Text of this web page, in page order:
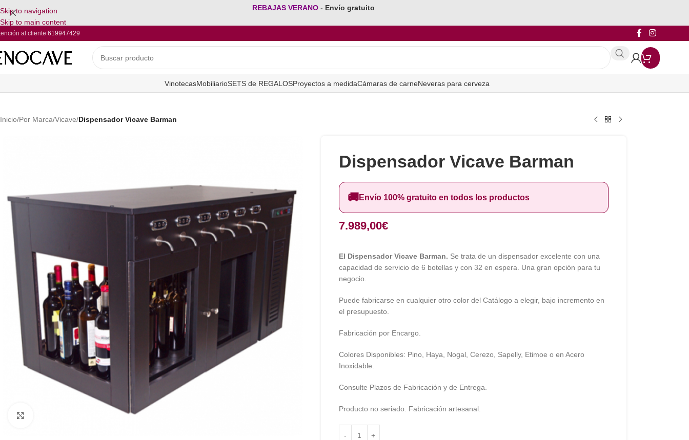
Skip to navigation
Skip to main content
REBAJAS VERANO - Envío gratuito
al cliente 619947429
VinotecasMobiliarioSETS de REGALOSProyectos a medidaCámaras de carneNeveras para cerveza
Inicio/Por Marca/Vicave/Dispensador Vicave Barman
Dispensador Vicave Barman
🚚Envío 100% gratuito en todos los productos
7.989,00€
El Dispensador Vicave Barman. Se trata de un dispensador excelente con una
capacidad de servicio de 6 botellas y con 32 en espera. Una gran opción para tu
negocio.
Puede fabricarse en cualquier otro color del Catálogo a elegir, bajo incremento en
el presupuesto.
Fabricación por Encargo.
Colores Disponibles: Pino, Haya, Nogal, Cerezo, Sapelly, Etimoe o en Acero
Inoxidable.
Consulte Plazos de Fabricación y de Entrega.
Producto no seriado. Fabricación artesanal.